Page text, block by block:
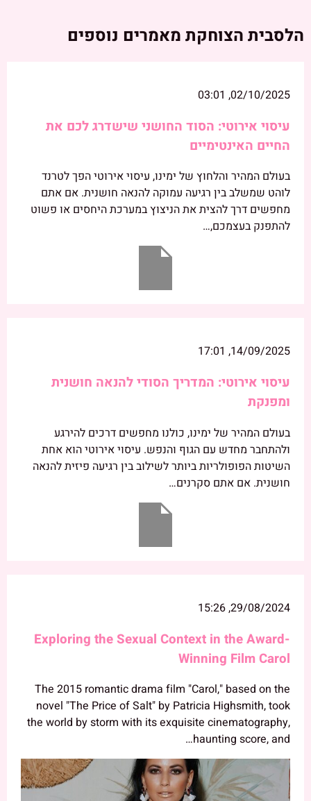
הלסבית הצוחקת מאמרים נוספים
02/10/2025, 03:01
עיסוי אירוטי: הסוד החושני שישדרג לכם את
החיים האינטימיים
בעולם המהיר והלחוץ של ימינו, עיסוי אירוטי הפך לטרנד
לוהט שמשלב בין רגיעה עמוקה להנאה חושנית. אם אתם
מחפשים דרך להצית את הניצוץ במערכת היחסים או פשוט
להתפנק בעצמכם,…
14/09/2025, 17:01
עיסוי אירוטי: המדריך הסודי להנאה חושנית
ומפנקת
בעולם המהיר של ימינו, כולנו מחפשים דרכים להירגע
ולהתחבר מחדש עם הגוף והנפש. עיסוי אירוטי הוא אחת
השיטות הפופולריות ביותר לשילוב בין רגיעה פיזית להנאה
חושנית. אם אתם סקרנים…
29/08/2024, 15:26
Exploring the Sexual Context in the Award-
Winning Film Carol
The 2015 romantic drama film "Carol," based on the
novel "The Price of Salt" by Patricia Highsmith, took
the world by storm with its exquisite cinematography,
haunting score, and…